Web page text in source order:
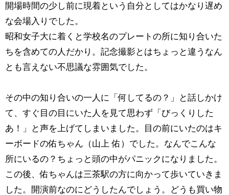
開場時間の少し前に現着という自分としてはかなり遅め
な会場入りでした。
昭和女子大に着くと学校名のプレートの所に知り合いた
ちを含めての人だかり。記念撮影とはちょっと違うなん
とも言えない不思議な雰囲気でした。
その中の知り合いの一人に「何してるの？」と話しかけ
て、すぐ目の目にいた人を見て思わず「びっくりした
あ！」と声を上げてしまいました。目の前にいたのはキ
ーボードの佑ちゃん（山上 佑）でした。なんでこんな
所にいるの？ちょっと頭の中がパニックになりました。
この後、佑ちゃんは三茶駅の方に向かって歩いていきま
した。開演前なのにどうしたんでしょう。どうも買い物